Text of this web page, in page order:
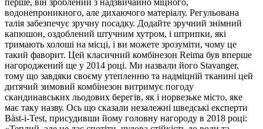
перше, він зроблений з надзвичайно міцного,
водонепроникного, але дихаючого матеріалу. Регульована
талія забезпечує зручну посадку. Додайте зручний знімний
капюшон, оздоблений штучним хутром, і штрипки, які
тримають холоші на місці, і ви можете зрозуміти, чому це
такий фаворит. Цей класичний комбінезон Reima був вперше
нагороджений ще у 2014 році. Ми назвали його Stavanger,
тому що завдяки своєму утепленню та надміцній тканині цей
дитячий зимовий комбінезон витримує погоду
скандинавських льодових берегів, як і норвезьке місто, яке
має таку назву. Ось що сказали незалежні шведські експерти
Bäst-i-Test, присудивши йому головну нагороду в 2018 році: